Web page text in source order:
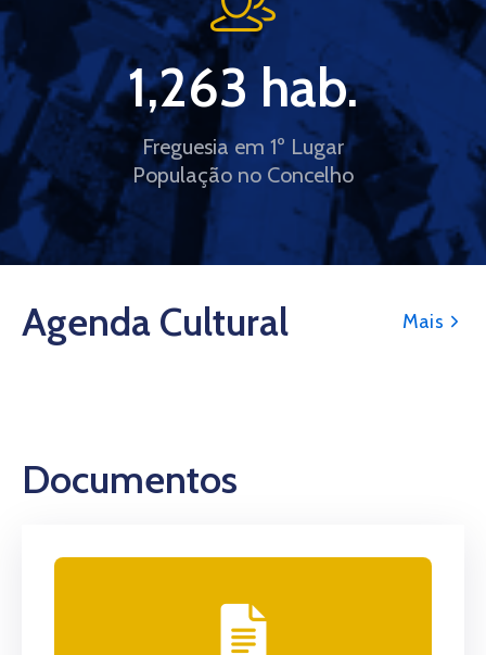
Freguesia em 1º Lugar
População no Concelho
1,263 hab.
Agenda Cultural Mais
Documentos